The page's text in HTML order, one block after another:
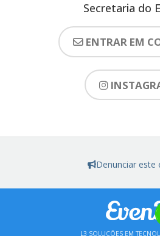
Secretaria do
ENTRAR EM
Denunciar este
L3 SOLUÇÕES EM